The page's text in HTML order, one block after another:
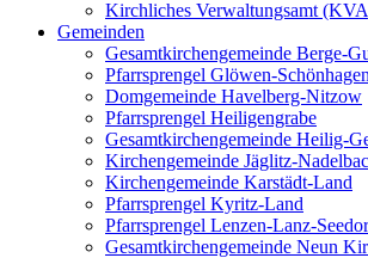
Kirchliches Verwaltungsamt
Gemeinden
Gesamtkirchengemeinde Berge-
Pfarrsprengel Glöwen-Schönhagen
Domgemeinde Havelberg-Nitzow
Pfarrsprengel Heiligengrabe
Gesamtkirchengemeinde Heilig-
Kirchengemeinde Jäglitz-
Kirchengemeinde Karstädt-Land
Pfarrsprengel Kyritz-Land
Pfarrsprengel Lenzen-Lanz-
Gesamtkirchengemeinde Neun